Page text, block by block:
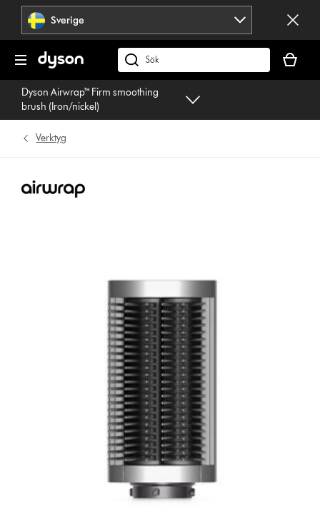
Hoppa
navigering
Sverige
Sök
på
dyson.se
är
tom
Dyson Airwrap™ Firm smoothing
brush (Iron/nickel)
Verktyg